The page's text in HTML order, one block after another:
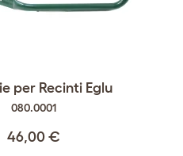
per Recinti Eglu
080.0001
46,00 €